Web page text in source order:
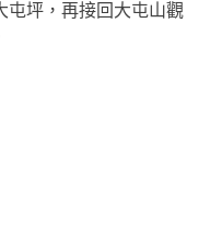
屯坪，再接回大屯山觀